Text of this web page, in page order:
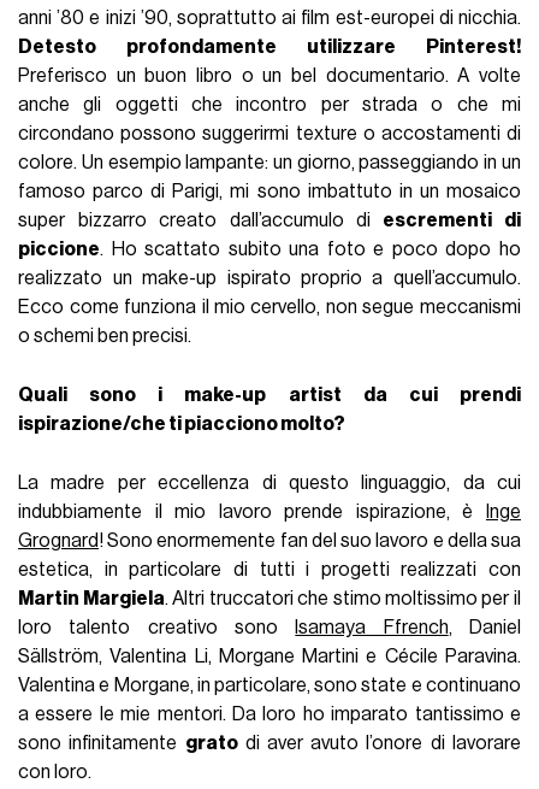
anni ’80 e inizi ’90, soprattutto ai film est-europei di nicchia.
Detesto profondamente utilizzare Pinterest!
Preferisco un buon libro o un bel documentario. A volte
anche gli oggetti che incontro per strada o che mi
circondano possono suggerirmi texture o accostamenti di
colore. Un esempio lampante: un giorno, passeggiando in un
famoso parco di Parigi, mi sono imbattuto in un mosaico
super bizzarro creato dall’accumulo di escrementi di
piccione. Ho scattato subito una foto e poco dopo ho
realizzato un make-up ispirato proprio a quell’accumulo.
Ecco come funziona il mio cervello, non segue meccanismi
o schemi ben precisi.
Quali sono i make-up artist da cui prendi
ispirazione/che ti piacciono molto?
La madre per eccellenza di questo linguaggio, da cui
indubbiamente il mio lavoro prende ispirazione, è
Inge
Grognard! Sono enormemente fan del suo lavoro e della sua
estetica, in particolare di tutti i progetti realizzati con
Martin Margiela. Altri truccatori che stimo moltissimo per il
loro talento creativo sono
Isamaya Ffrench, Daniel
Sällström, Valentina Li, Morgane Martini e Cécile Paravina.
Valentina e Morgane, in particolare, sono state e continuano
a essere le mie mentori. Da loro ho imparato tantissimo e
sono infinitamente gratodi aver avuto l’onore di lavorare
con loro.